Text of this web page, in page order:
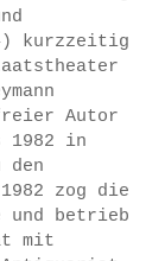
kurzzeitig
Autor
in
den
zog die
und betrieb
mit